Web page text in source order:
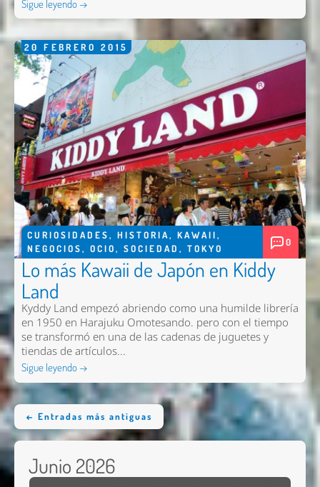
Sigue leyendo →
20 FEBRERO 2015
CURIOSIDADES, HISTORIA, KAWAII,
NEGOCIOS, OCIO, SOCIEDAD , TOKYO
0
Lo más Kawaii de Japón en Kiddy
Land
Kyddy Land empezó abriendo como una humilde librería
en 1950 en Harajuku Omotesando. pero con el tiempo
se transformó en una de las cadenas de juguetes y
tiendas de artículos...
Sigue leyendo →
← Entradas más antiguas
Junio 2026